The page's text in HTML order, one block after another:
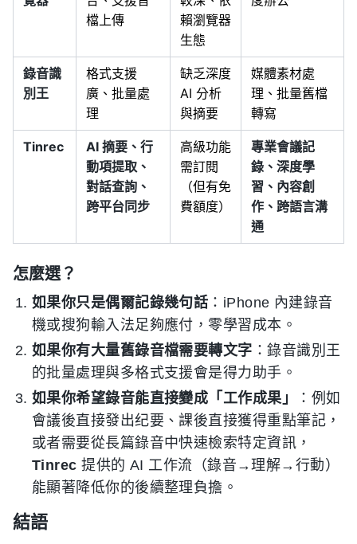
檔上傳
賴瀏覽器
生態
錄音識
別王
格式支援
廣、批量處
理
缺乏深度
AI 分析
與摘要
媒體素材處
理、批量舊檔
轉寫
Tinrec
AI 摘要、行
動項提取、
對話查詢、
跨平台同步
高級功能
需訂閱
（但有免
費額度）
專業會議記
錄、深度學
習、內容創
作、跨語言溝
通
怎麼選？
如果你只是偶爾記錄幾句話 ：iPhone 內建錄音
機或搜狗輸入法足夠應付，零學習成本。
如果你有大量舊錄音檔需要轉文字 ：錄音識別王
的批量處理與多格式支援會是得力助手。
如果你希望錄音能直接變成「工作成果」
：例如
會議後直接發出纪要、課後直接獲得重點筆記，
或者需要從長篇錄音中快速檢索特定資訊，
Tinrec 提供的 AI 工作流（錄音→理解→行動）
能顯著降低你的後續整理負擔。
結語